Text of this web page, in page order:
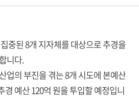
중된 8개 지자체를 대상으로 추경을
니다.
업의 부진을 겪는 8개 시도에 본예산
경 예산 120억 원을 투입할 예정입니